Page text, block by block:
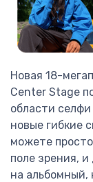
Новая 18-
Center Stage
области
новые гибкие
можете
поле зрения,
на альбомный,